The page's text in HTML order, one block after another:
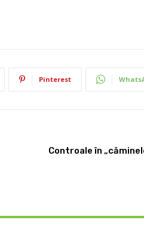
Pinterest
Controale în